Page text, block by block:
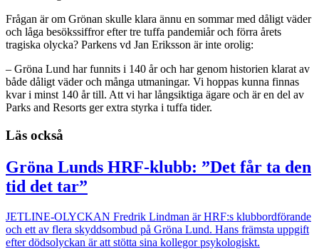
Frågan är om Grönan skulle klara ännu en sommar med dåligt väder
och låga besökssiffror efter tre tuffa pandemiår och förra årets
tragiska olycka? Parkens vd Jan Eriksson är inte orolig:
– Gröna Lund har funnits i 140 år och har genom historien klarat av
både dåligt väder och många utmaningar. Vi hoppas kunna finnas
kvar i minst 140 år till. Att vi har långsiktiga ägare och är en del av
Parks and Resorts ger extra styrka i tuffa tider.
Läs också
Gröna Lunds HRF-klubb: ”Det får ta den
tid det tar”
JETLINE-OLYCKAN Fredrik Lindman är HRF:s klubbordförande
och ett av flera skyddsombud på Gröna Lund. Hans främsta uppgift
efter dödsolyckan är att stötta sina kollegor psykologiskt.